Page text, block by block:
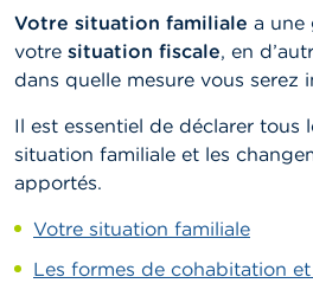
Votre situation familiale a une
votre situation fiscale, en
dans quelle mesure vous serez
Il est essentiel de déclarer tous
situation familiale et les
apportés.
Votre situation familiale
Les formes de cohabitation